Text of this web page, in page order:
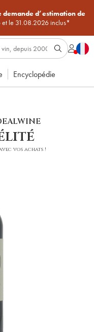
d’estimation de
et le 31.08.2026 inclus*
Encyclopédie
vos achats !